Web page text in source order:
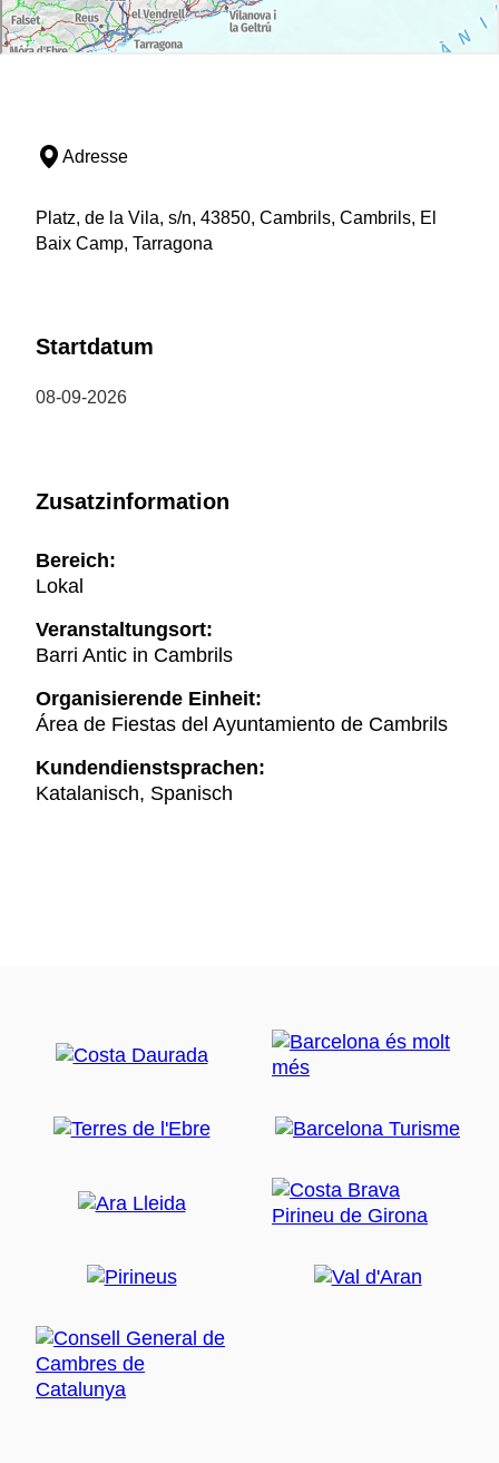
Adresse
Platz, de la Vila, s/n, 43850, Cambrils, Cambrils, El
Baix Camp, Tarragona
Startdatum
08-09-2026
Zusatzinformation
Bereich:
Lokal
Veranstaltungsort:
Barri Antic in Cambrils
Organisierende Einheit:
Área de Fiestas del Ayuntamiento de Cambrils
Kundendienstsprachen:
Katalanisch, Spanisch